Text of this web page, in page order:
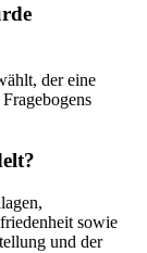
der eine
sowie
und der